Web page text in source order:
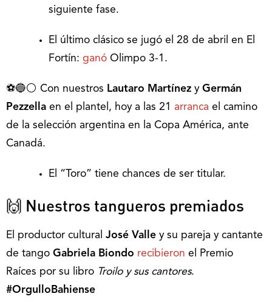
siguiente fase.
El último clásico se jugó el 28 de abril en El
Fortín: ganó Olimpo 3-1.
⚽🔵⚪ Con nuestros Lautaro Martínez y Germán
Pezzella en el plantel, hoy a las 21 arranca el camino
de la selección argentina en la Copa América, ante
Canadá.
El “Toro” tiene chances de ser titular.
🙌 Nuestros tangueros premiados
El productor cultural José Valle y su pareja y cantante
de tango Gabriela Biondo recibieron el Premio
Raíces por su libro Troilo y sus cantores.
#OrgulloBahiense